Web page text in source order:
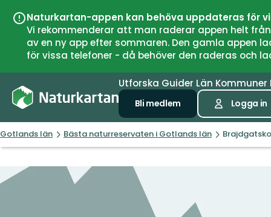
Naturkartan-appen kan behöva uppdateras för
Vi rekommenderar att man raderar appen helt
av en ny app efter sommaren. Den gamla
för vissa telefoner - då behöver den raderas och
Utforska Guider Län Kommuner
Bli medlem Logga in
Gotlands län Bästa naturreservaten i Gotlands län